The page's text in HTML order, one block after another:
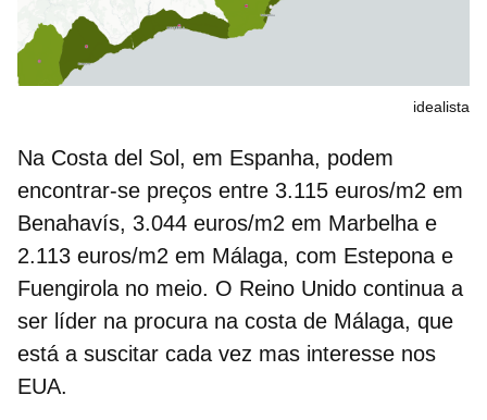
idealista
Na Costa del Sol, em Espanha, podem
encontrar-se preços entre 3.115 euros/m2 em
Benahavís, 3.044 euros/m2 em Marbelha e
2.113 euros/m2 em Málaga, com Estepona e
Fuengirola no meio. O Reino Unido continua a
ser líder na procura na costa de Málaga, que
está a suscitar cada vez mas interesse nos
EUA.